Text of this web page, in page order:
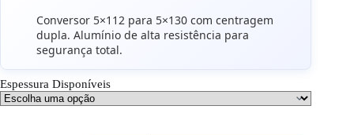
Conversor 5×112 para 5×130 com centragem
dupla. Alumínio de alta resistência para
segurança total.
Espessura Disponíveis